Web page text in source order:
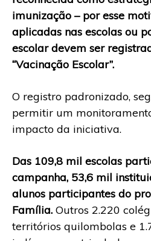
imunização – por esse
aplicadas nas escolas ou
escolar devem ser
“Vacinação Escolar”.
O registro padronizado,
permitir um
impacto da iniciativa.
Das 109,8 mil escolas
campanha, 53,6 mil
alunos participantes do
Família. Outros 2.220
territórios quilombolas e